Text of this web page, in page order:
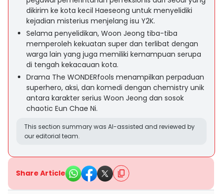
dikirim ke kota kecil Haeseong untuk menyelidiki
kejadian misterius menjelang isu Y2K.
Selama penyelidikan, Woon Jeong tiba-tiba
memperoleh kekuatan super dan terlibat dengan
warga lain yang juga memiliki kemampuan serupa
di tengah kekacauan kota.
Drama The WONDERfools menampilkan perpaduan
superhero, aksi, dan komedi dengan chemistry unik
antara karakter serius Woon Jeong dan sosok
chaotic Eun Chae Ni.
This section summary was AI-assisted and reviewed by
our editorial team.
Share Article